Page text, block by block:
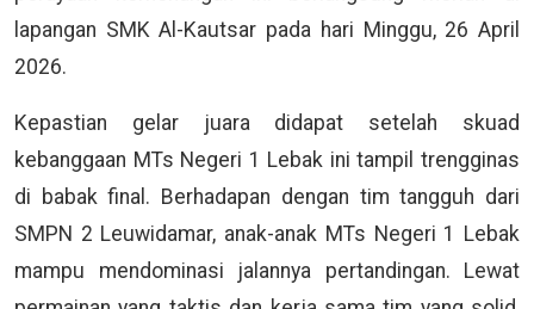
lapangan SMK Al-Kautsar pada hari Minggu, 26 April
2026.
Kepastian gelar juara didapat setelah skuad
kebanggaan MTs Negeri 1 Lebak ini tampil trengginas
di babak final. Berhadapan dengan tim tangguh dari
SMPN 2 Leuwidamar, anak-anak MTs Negeri 1 Lebak
mampu mendominasi jalannya pertandingan. Lewat